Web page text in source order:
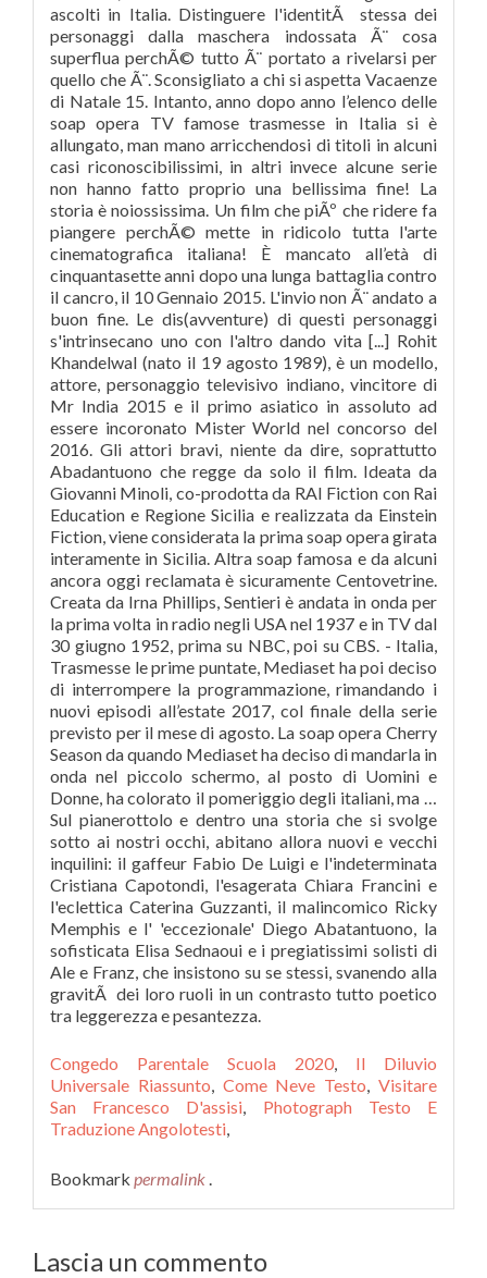
Congedo Parentale Scuola 2020, Il Diluvio
Universale Riassunto, Come Neve Testo,Visitare
San Francesco D'assisi, Photograph Testo E
Traduzione Angolotesti,
Bookmark permalink .
Lascia un commento